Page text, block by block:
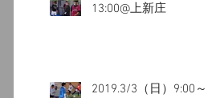
13:00@上新庄
2019.3/3（日）9:00～